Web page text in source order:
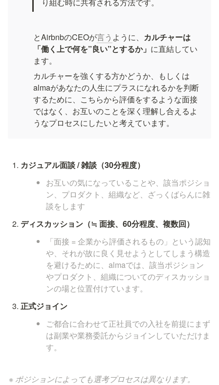
とAirbnbのCEOが言う ように、 カルチャーは
「働く上で何を”良い”とするか」 に直結してい
カルチャーを強くする方かどうか、もしくは
almaがあなたの人生にプラスになれるかを判断
するために、こちらから評価をするような面接
ではなく、お互いのことを深く理解し合えるよ
うなプロセスにしたいと考えています。
カジュアル面談 / 雑談（30分程度）
お互いの気になっていることや、該当ポジショ
ン、プロダクト、組織など、ざっくばらんに雑
談をします
ディスカッション（≒ 面接、60分程度、複数回）
「面接 = 企業から評価されるもの」という認知
や、それが故に良く見せようとしてしまう構造
を避けるために、almaでは、該当ポジション
やプロダクト、組織についてのディスカッショ
ンの場と位置付けています。
正式ジョイン
ご都合に合わせて正社員での入社を前提にまず
は副業や業務委託からジョインしていただけま
す。
※ ポジションによっても選考プロセスは異なります。